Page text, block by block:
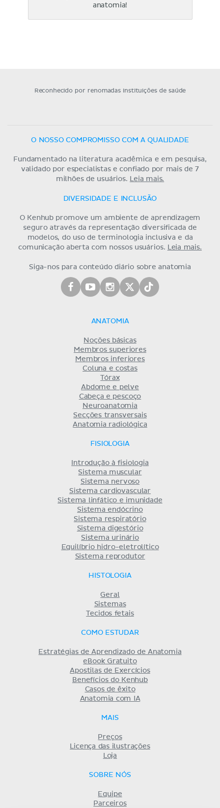
anatomia!
Reconhecido por renomadas instituições de saúde
O NOSSO COMPROMISSO COM A QUALIDADE
Fundamentado na literatura acadêmica e em pesquisa,
validado por especialistas e confiado por mais de 7
milhões de usuários. Leia mais.
DIVERSIDADE E INCLUSÃO
O Kenhub promove um ambiente de aprendizagem
seguro através da representação diversificada de
modelos, do uso de terminologia inclusiva e da
comunicação aberta com nossos usuários. Leia mais.
Siga-nos para conteúdo diário sobre anatomia
ANATOMIA
Noções básicas
Membros superiores
Membros inferiores
Coluna e costas
Tórax
Abdome e pelve
Cabeça e pescoço
Neuroanatomia
Secções transversais
Anatomia radiológica
FISIOLOGIA
Introdução à fisiologia
Sistema muscular
Sistema nervoso
Sistema cardiovascular
Sistema linfático e imunidade
Sistema endócrino
Sistema respiratório
Sistema digestório
Sistema urinário
Equilíbrio hidro-eletrolítico
Sistema reprodutor
HISTOLOGIA
Geral
Sistemas
Tecidos fetais
COMO ESTUDAR
Estratégias de Aprendizado de Anatomia
eBook Gratuito
Apostilas de Exercícios
Benefícios do Kenhub
Casos de êxito
Anatomia com IA
MAIS
Preços
Licença das ilustrações
Loja
SOBRE NÓS
Equipe
Parceiros